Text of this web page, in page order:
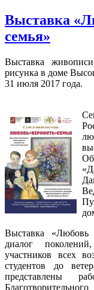
Выставка
семья»
Выставка
рисунка в доме
31 июля 2017 года.
Выставка «Любовь
диалог
участников всех
студентов до
представлены